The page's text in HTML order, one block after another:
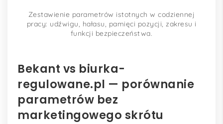
Zestawienie parametrów istotnych w codziennej
pracy: udźwigu, hałasu, pamięci pozycji, zakresu i
funkcji bezpieczeństwa.
Bekant vs biurka-
regulowane.pl — porównanie
parametrów bez
marketingowego skrótu